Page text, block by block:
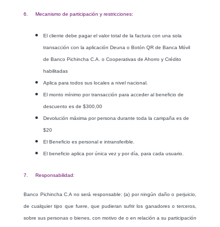
6. Mecanismo de participación y restricciones:
El cliente debe pagar el valor total de la factura con una sola
transacción con la aplicación Deuna o Botón QR de Banca Móvil
de Banco Pichincha C.A. o Cooperativas de Ahorro y Crédito
habilitadas
Aplica para todos sus locales a nivel nacional.
El monto mínimo por transacción para acceder al beneficio de
descuento es de $300,00
Devolución máxima por persona durante toda la campaña es de
$20
El Beneficio es personal e intransferible.
El beneficio aplica por única vez y por día, para cada usuario.
7. Responsabilidad:
Banco Pichincha C.A no será responsable: (a) por ningún daño o perjuicio,
de cualquier tipo que fuere, que pudieran sufrir los ganadores o terceros,
sobre sus personas o bienes, con motivo de o en relación a su participación